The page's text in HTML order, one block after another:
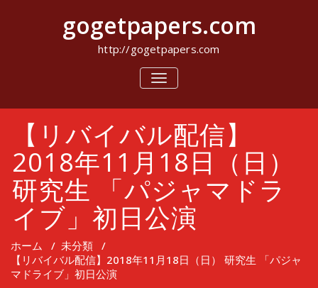
キ
gogetpapers.com
http://gogetpapers.com
ナ
ビ
シ
ョ
ン
を
切
り
替
え
【リバイバル配信】
2018年11月18日（日）
研究生 「パジャマドラ
イブ」初日公演
ホーム / 未分類 /
【リバイバル配信】2018年11月18日（日） 研究生 「パジャ
マドライブ」初日公演